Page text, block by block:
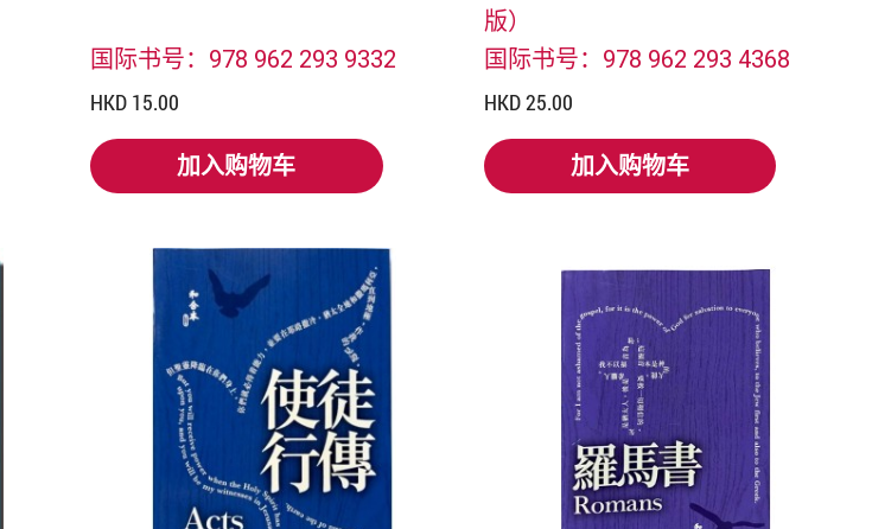
国际书号：978 962 293 9332
HKD 15.00
加入购物车
加入购物车
版）
国际书号：978 962 293 4368
HKD 25.00
加入购物车
加入购物车